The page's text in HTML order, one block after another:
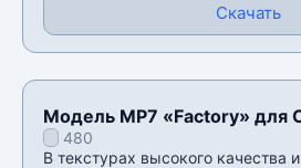
Скачать
Модель MP7 «Factory» для
480
В текстурах высокого качества